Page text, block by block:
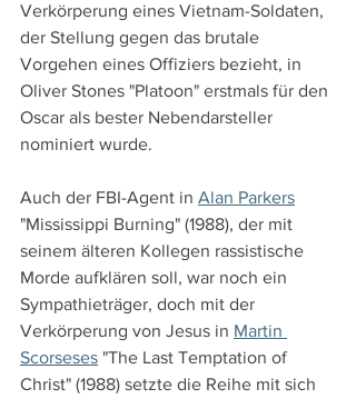
Verkörperung eines Vietnam-Soldaten,
der Stellung gegen das brutale
Vorgehen eines Offiziers bezieht, in
Oliver Stones "Platoon" erstmals für den
Oscar als bester Nebendarsteller
nominiert wurde.
Auch der FBI-Agent in Alan Parkers
"Mississippi Burning" (1988), der mit
seinem älteren Kollegen rassistische
Morde aufklären soll, war noch ein
Sympathieträger, doch mit der
Verkörperung von Jesus in Martin
Scorseses "The Last Temptation of
Christ" (1988) setzte die Reihe mit sich